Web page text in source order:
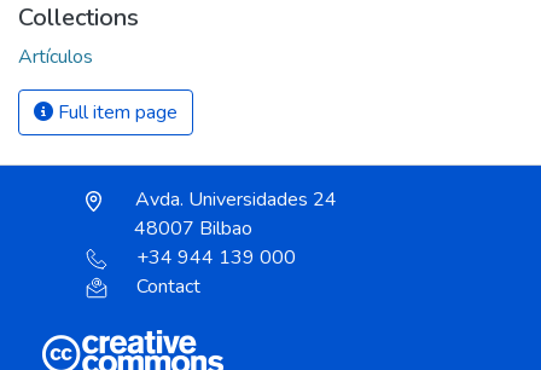
Collections
Artículos
Full item page
Avda. Universidades 24
48007 Bilbao
+34 944 139 000
Contact